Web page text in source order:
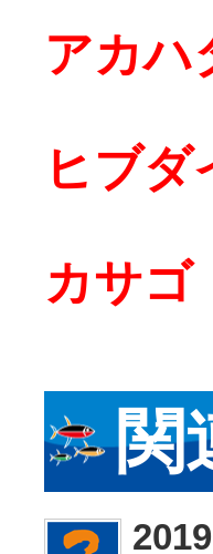
アカハ
ヒブダ
カサゴ
関